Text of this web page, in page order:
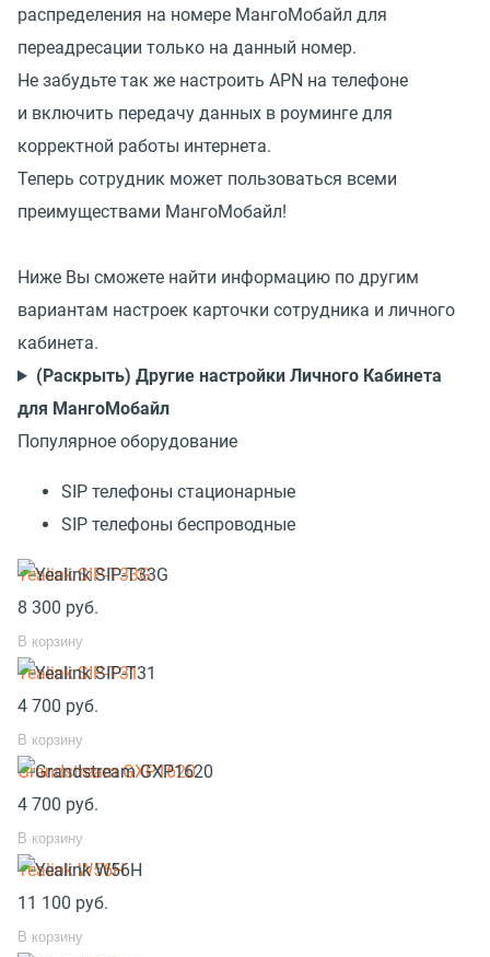
распределения на номере МангоМобайл для
переадресации только на данный номер.
Не забудьте так же настроить APN на телефоне
и включить передачу данных в роуминге для
корректной работы интернета.
Теперь сотрудник может пользоваться всеми
преимуществами МангоМобайл!
Ниже Вы сможете найти информацию по другим
вариантам настроек карточки сотрудника и личного
кабинета.
(Раскрыть) Другие настройки Личного Кабинета
для МангоМобайл
Популярное оборудование
SIP телефоны стационарные
SIP телефоны беспроводные
Yealink SIP-T33G
8 300 руб.
В корзину
Yealink SIP-T31
4 700 руб.
В корзину
Grandstream GXP1620
4 700 руб.
В корзину
Yealink W56H
11 100 руб.
В корзину